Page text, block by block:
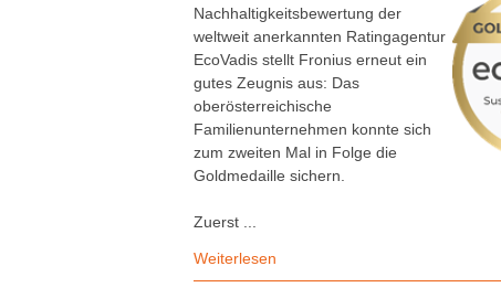
Nachhaltigkeitsbewertung der
weltweit anerkannten Ratingagentur
EcoVadis stellt Fronius erneut ein
gutes Zeugnis aus: Das
oberösterreichische
Familienunternehmen konnte sich
zum zweiten Mal in Folge die
Goldmedaille sichern.
Zuerst ...
Weiterlesen